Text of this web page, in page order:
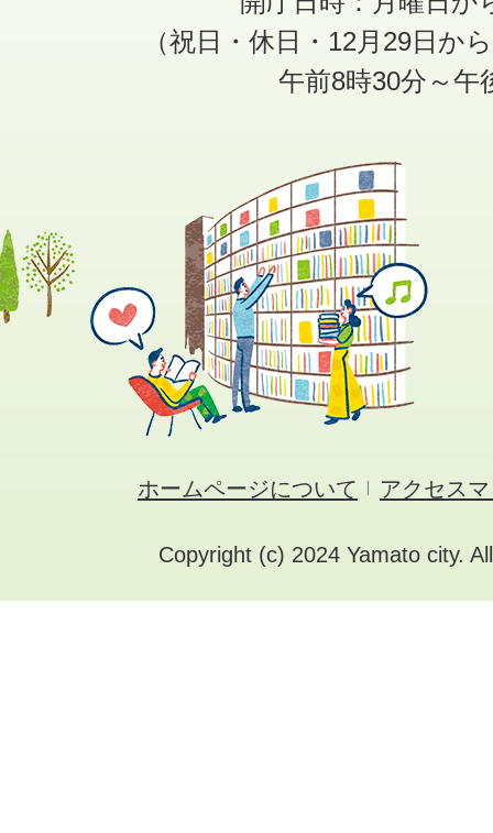
（祝日・休日・12月29日か
午前8時30分～午
ホームページについて アクセス
Copyright (c) 2024 Yamato city.